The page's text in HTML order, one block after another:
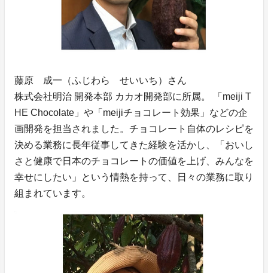
藤原 成一（ふじわら せいいち）さん
株式会社明治 開発本部 カカオ開発部に所属。 「meiji T
HE Chocolate」や「meijiチョコレート効果」などの企
画開発を担当されました。チョコレート自体のレシピを
決める業務に長年従事してきた経験を活かし、「おいし
さと健康で日本のチョコレートの価値を上げ、みんなを
幸せにしたい」という情熱を持って、日々の業務に取り
組まれています。